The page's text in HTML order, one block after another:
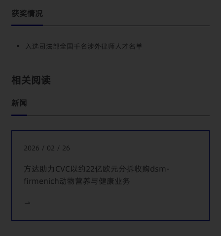
诉讼、对原管理层及其他员工提起的关于非法解除劳动关系
理层提起的损害赔偿诉讼
纷，包括在两起境内的决议效力纠纷代理目标公司，并在香
代表一家央企下属的上市房地产集团处理收购的房地产项目
裁案件
代表一家A股上市公司处理因收购某韩国服装品牌引发的纠
纷，包括应对卖方提起的诉讼并提起反诉
纠纷向最高院提起上诉并成功推翻广西高院的一审判决
代表一家香港上市公司处理因其作为卖方之一向一家境内上
获奖情况
入选司法部全国千名涉外律师人才名单
相关阅读
新闻
2026 / 02 / 26
方达助力CVC以约22亿欧元分拆收购dsm-
firmenich动物营养与健康业务